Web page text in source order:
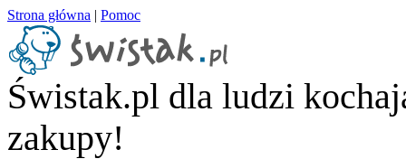
Strona główna | Pomoc
Świstak.pl dla ludzi
zakupy!